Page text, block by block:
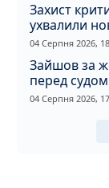
Захист
ухвалили
04 Серпня 2026,
Зайшов за
перед
04 Серпня 2026,